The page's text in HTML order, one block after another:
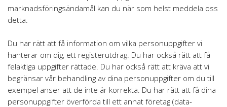
marknadsföringsändamål kan du när som helst meddela oss
detta.
Du har rätt att få information om vilka personuppgifter vi
hanterar om dig, ett registerutdrag. Du har också rätt att få
felaktiga uppgifter rättade. Du har också rätt att kräva att vi
begränsar vår behandling av dina personuppgifter om du till
exempel anser att de inte är korrekta. Du har rätt att få dina
personuppgifter överförda till ett annat företag (data­